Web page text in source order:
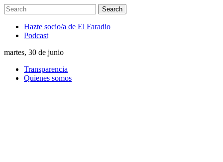
Hazte socio/a de El Faradio
Podcast
martes, 30 de junio
Transparencia
Quienes somos